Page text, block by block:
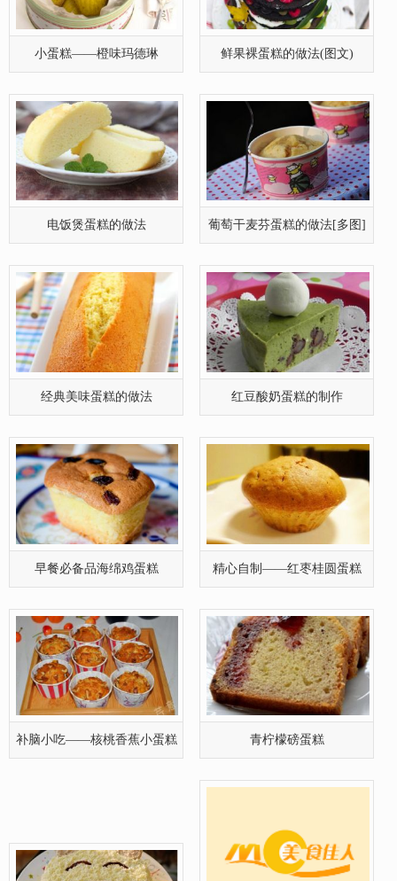
小蛋糕——橙味玛德琳 鲜果裸蛋糕的做法(图文)
电饭煲蛋糕的做法 葡萄干麦芬蛋糕的做法[多图]
经典美味蛋糕的做法 红豆酸奶蛋糕的制作
早餐必备品海绵鸡蛋糕 精心自制——红枣桂圆蛋糕
补脑小吃——核桃香蕉小蛋糕 青柠檬磅蛋糕